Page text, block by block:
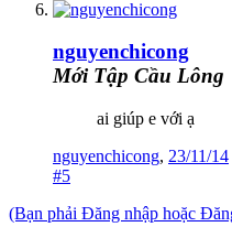
nguyenchicong
Mới Tập Cầu Lông
ai giúp e với ạ
nguyenchicong, 23/11/14
#5
(Bạn phải Đăng nhập hoặc